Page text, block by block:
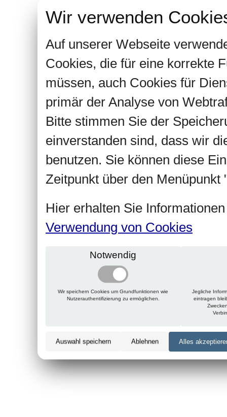
Wir verwenden
Auf unserer Webseite
Cookies, die für eine korrekte
müssen, auch Cookies für
primär der Analyse von
Bitte stimmen Sie der
einverstanden sind, dass wir
benutzen. Sie können diese
Zeitpunkt über den Menüpunkt
Hier erhalten Sie
Verwendung von Cookies
Notwendig
Wir speichern Cookies um Grundfunktionen wie
Nutzerauthentifizierung zu ermöglichen.
Jegliche
eintragen
Auswahl speichern Ablehnen Alles